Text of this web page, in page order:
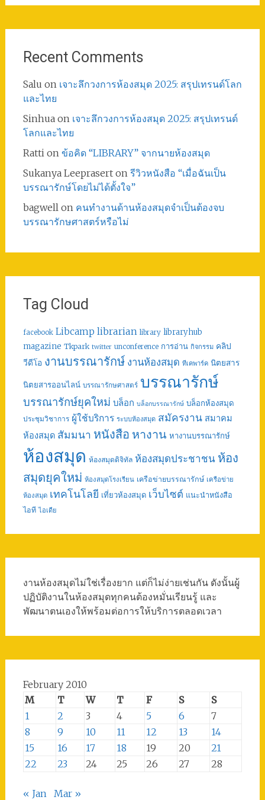
Recent Comments
Salu on เจาะลึกวงการห้องสมุด 2025: สรุปเทรนด์โลก
และไทย
Sinhuaon เจาะลึกวงการห้องสมุด 2025: สรุปเทรนด์
โลกและไทย
Ratti on ข้อคิด “LIBRARY” จากนายห้องสมุด
Sukanya Leepraserton รีวิวหนังสือ “เมื่อฉันเป็น
บรรณารักษ์โดยไม่ได้ตั้งใจ”
bagwell on คนทำงานด้านห้องสมุดจำเป็นต้องจบ
บรรณารักษศาสตร์หรือไม่
Tag Cloud
facebook Libcamp librarian library libraryhub
magazine Tkpark twitter unconference การอ่าน กิจกรรม คลิป
วีดีโอ งานบรรณารักษ์ งานห้องสมุด ทีเคพาร์ค นิตยสาร
นิตยสารออนไลน์ บรรณารักษศาสตร์ บรรณารักษ์
บรรณารักษ์ยุคใหม่ บล็อก บล็อกบรรณารักษ์ บล็อกห้องสมุด
ประชุมวิชาการ ผู้ใช้บริการ ระบบห้องสมุด สมัครงาน สมาคม
ห้องสมุด สัมมนา หนังสือ หางาน หางานบรรณารักษ์
ห้องสมุด ห้องสมุดดิจิทัล ห้องสมุดประชาชน ห้อง
สมุดยุคใหม่ ห้องสมุดโรงเรียน เครือข่ายบรรณารักษ์ เครือข่าย
ห้องสมุด เทคโนโลยี เที่ยวห้องสมุด เว็บไซต์ แนะนำหนังสือ
ไอที ไอเดีย
งานห้องสมุดไม่ใช่เรื่องยาก แต่ก็ไม่ง่ายเช่นกัน ดังนั้นผู้
ปฏิบัติงานในห้องสมุดทุกคนต้องหมั่นเรียนรู้ และ
พัฒนาตนเองให้พร้อมต่อการให้บริการตลอดเวลา
February 2010
M
T W T F S
S
1
2 3 4 5 6
7
8
9 10 11 12 13
14
15
16 17 18 19 20
21
22
23 24 25 26 27 28
« Jan Mar »